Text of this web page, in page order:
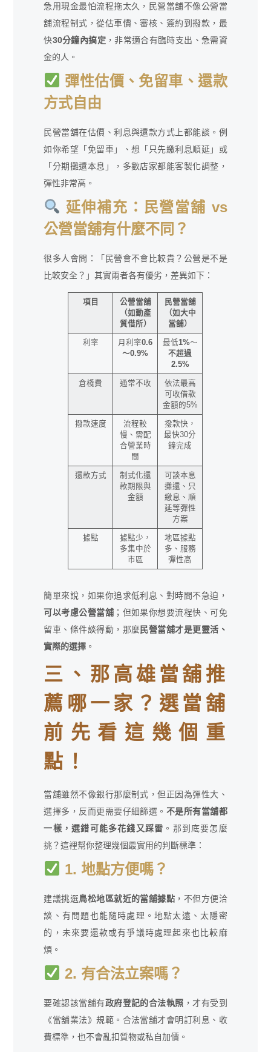
急用現金最怕流程拖太久，民營當舖不像公營當
舖流程制式，從估車價、審核、簽約到撥款，最
快30分鐘內搞定，非常適合有臨時支出、急需資
金的人。
彈性估價、免留車、還款
方式自由
民營當舖在估價、利息與還款方式上都能談。例
如你希望「免留車」、想「只先繳利息順延」或
「分期攤還本息」，多數店家都能客製化調整，
彈性非常高。
延伸補充：民營當舖 vs
公營當舖有什麼不同？
很多人會問：「民營會不會比較貴？公營是不是
比較安全？」其實兩者各有優劣，差異如下：
項目
公營當舖
（如動產
質借所）
民營當舖
（如大中
當舖）
利率 月利率0.6
～0.9%
最低1%～
不超過
2.5%
倉棧費 通常不收
依法最高
可收借款
金額的5%
撥款速度
流程較
慢、需配
合營業時
間
撥款快，
最快30分
鐘完成
還款方式
制式化還
款期限與
金額
可談本息
攤還、只
繳息、順
延等彈性
方案
據點
據點少，
多集中於
市區
地區據點
多、服務
彈性高
簡單來說，如果你追求低利息、對時間不急迫，
可以考慮公營當舖 ；但如果你想要流程快、可免
留車、條件談得動，那麼 民營當舖才是更靈活、
實際的選擇 。
三、那高雄當舖推
薦哪一家？選當舖
前先看這幾個重
點！
當舖雖然不像銀行那麼制式，但正因為彈性大、
選擇多，反而更需要仔細篩選。 不是所有當舖都
一樣，選錯可能多花錢又踩雷 。那到底要怎麼
挑？這裡幫你整理幾個最實用的判斷標準：
1. 地點方便嗎？
建議挑選鳥松地區就近的當舖據點 ，不但方便洽
談、有問題也能隨時處理。地點太遠、太隱密
的，未來要還款或有爭議時處理起來也比較麻
煩。
2. 有合法立案嗎？
要確認該當舖有政府登記的合法執照 ，才有受到
《當舖業法》規範。合法當舖才會明訂利息、收
費標準，也不會亂扣質物或私自加價。